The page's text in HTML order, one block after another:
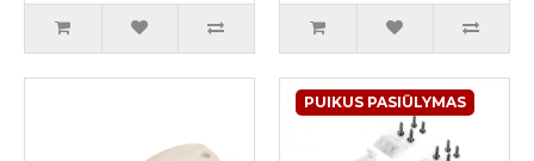
PUIKUS PASIŪLYMAS